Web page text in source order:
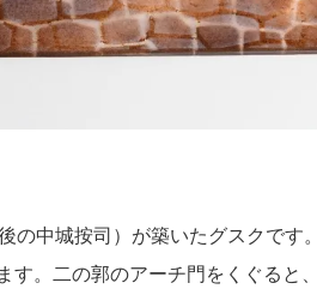
の中城按司）が築いたグスクです
。二の郭のアーチ門をくぐると